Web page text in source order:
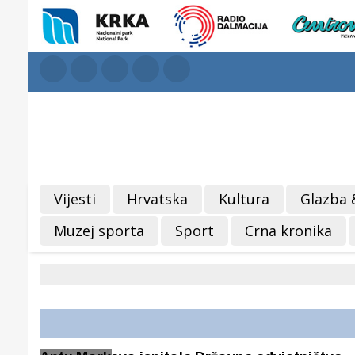
Vijesti Hrvatska Kultura Glazba
Muzej sporta
Sport Crna kronika